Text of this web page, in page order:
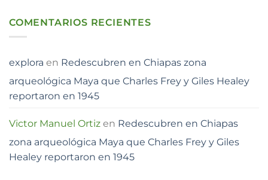
COMENTARIOS RECIENTES
explora en Redescubren en Chiapas zona
arqueológica Maya que Charles Frey y Giles Healey
reportaron en 1945
Victor Manuel Ortiz en Redescubren en Chiapas
zona arqueológica Maya que Charles Frey y Giles
Healey reportaron en 1945